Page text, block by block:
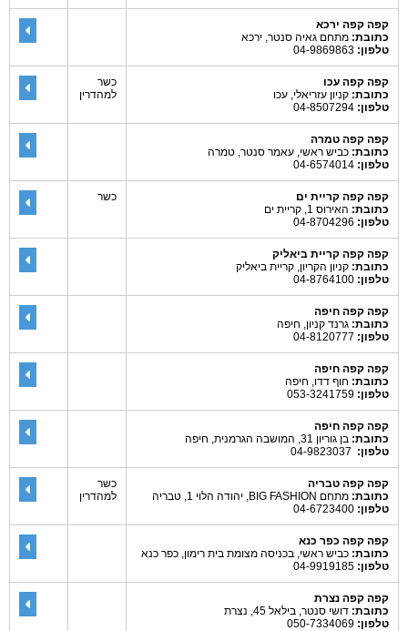
קפה קפה ירכא
כתובת: מתחם גאיה סנטר, ירכא
טלפון:
קפה קפה עכו
כתובת: קניון עזריאלי, עכו
טלפון:
כשר
למהדרין
קפה קפה טמרה
כתובת: כביש ראשי, עאמר סנטר, טמרה
טלפון:
קפה קפה קריית ים
כתובת: האירוס 1, קריית ים
טלפון:
כשר
קפה קפה קריית ביאליק
כתובת: קניון הקריון, קריית ביאליק
טלפון:
קפה קפה חיפה
כתובת: גרנד קניון, חיפה
טלפון:
קפה קפה חיפה
כתובת: חוף דדו, חיפה
טלפון:
קפה קפה חיפה
כתובת: בן גוריון 31, המושבה הגרמנית, חיפה
טלפון:
קפה קפה טבריה
כתובת: מתחם BIG FASHION, יהודה הלוי 1, טבריה
טלפון:
כשר
למהדרין
קפה קפה כפר כנא
כתובת: כביש ראשי, בכניסה מצומת בית רימון, כפר כנא
טלפון:
קפה קפה נצרת
כתובת: דושי סנטר, בילאל 45, נצרת
טלפון: